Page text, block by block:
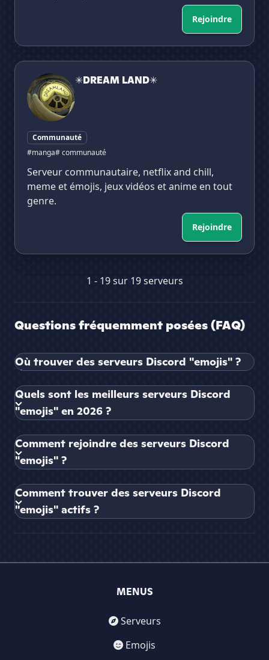
Rejoindre
✳DREAM LAND✳
✳DREAM LAND✳
Communauté
#manga# communauté
Serveur communautaire, netflix and chill,
meme et émojis, jeux vidéos et anime en tout
genre.
Rejoindre
1 - 19 sur 19 serveurs
Questions fréquemment posées (FAQ)
Où trouver des serveurs Discord "emojis" ?
Quels sont les meilleurs serveurs Discord
"emojis" en 2026 ?
Comment rejoindre des serveurs Discord
"emojis" ?
Comment trouver des serveurs Discord
"emojis" actifs ?
MENUS
Serveurs
Emojis